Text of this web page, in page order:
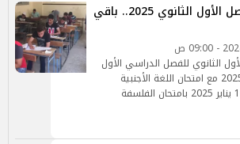
جدول امتحانات الفصل الأول الثانوي 2025.. باقي
الثانوي للفصل الدراسي الأول
2025 يبدأ من 11 يناير 2025 مع امتحان اللغة الأجنبية
الأولى، ويستمر حتى 16 يناير 2025 بامتحان الفلسفة